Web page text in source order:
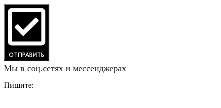
ОТПРАВИТЬ
Мы в соц.сетях и мессенджерах
Пишите: